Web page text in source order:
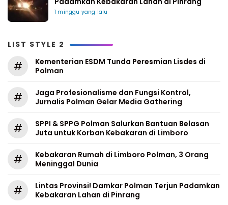
1 minggu yang lalu
LIST STYLE 2
#
Kementerian ESDM Tunda Peresmian Lisdes di
Polman
#
Jaga Profesionalisme dan Fungsi Kontrol,
Jurnalis Polman Gelar Media Gathering
#
SPPI & SPPG Polman Salurkan Bantuan Belasan
Juta untuk Korban Kebakaran di Limboro
#
Kebakaran Rumah di Limboro Polman, 3 Orang
Meninggal Dunia
#
Lintas Provinsi! Damkar Polman Terjun Padamkan
Kebakaran Lahan di Pinrang